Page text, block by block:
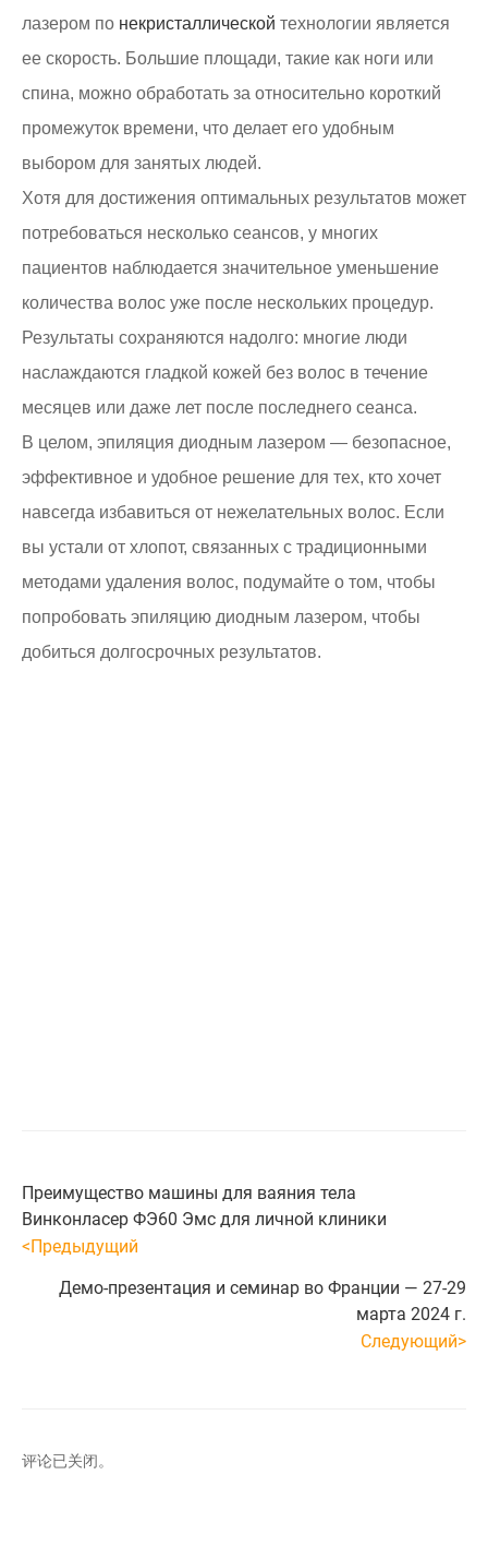
лазером по некристаллической технологии является
ее скорость. Большие площади, такие как ноги или
спина, можно обработать за относительно короткий
промежуток времени, что делает его удобным
выбором для занятых людей.
Хотя для достижения оптимальных результатов может
потребоваться несколько сеансов, у многих
пациентов наблюдается значительное уменьшение
количества волос уже после нескольких процедур.
Результаты сохраняются надолго: многие люди
наслаждаются гладкой кожей без волос в течение
месяцев или даже лет после последнего сеанса.
В целом, эпиляция диодным лазером — безопасное,
эффективное и удобное решение для тех, кто хочет
навсегда избавиться от нежелательных волос. Если
вы устали от хлопот, связанных с традиционными
методами удаления волос, подумайте о том, чтобы
попробовать эпиляцию диодным лазером, чтобы
добиться долгосрочных результатов.
Преимущество машины для ваяния тела
Винконласер ФЭ60 Эмс для личной клиники
<Предыдущий
Демо-презентация и семинар во Франции — 27-29
марта 2024 г.
Следующий>
评论已关闭。